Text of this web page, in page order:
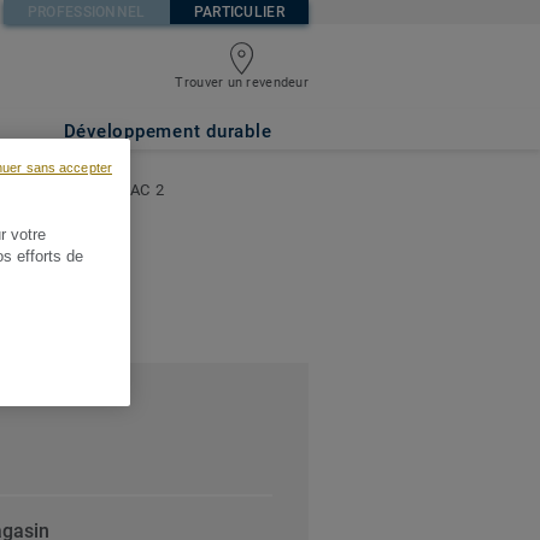
PROFESSIONNEL PARTICULIER
Trouver un revendeur
Développement durable
- MERIGNAC 2
votre
efforts de
sans accepter